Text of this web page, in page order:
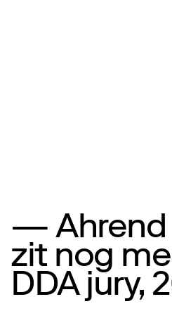
— Ahrend
zit nog
DDA jury,